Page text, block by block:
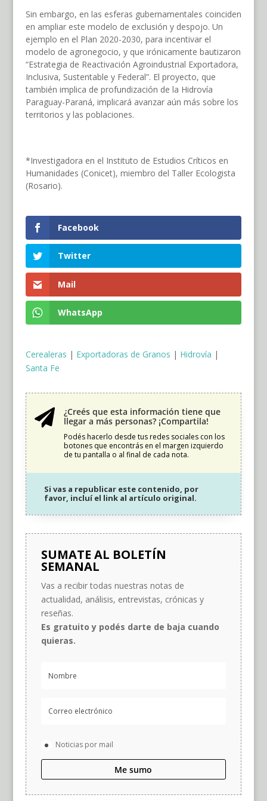
Sin embargo, en las esferas gubernamentales coinciden
en ampliar este modelo de exclusión y despojo. Un
ejemplo en el Plan 2020-2030, para incentivar el
modelo de agronegocio, y que irónicamente bautizaron
“Estrategia de Reactivación Agroindustrial Exportadora,
Inclusiva, Sustentable y Federal”. El proyecto, que
también implica de profundización de la Hidrovía
Paraguay-Paraná, implicará avanzar aún más sobre los
territorios y las poblaciones.
*Investigadora en el Instituto de Estudios Críticos en
Humanidades (Conicet), miembro del Taller Ecologista
(Rosario).
Facebook
Twitter
Mail
WhatsApp
Cerealeras | Exportadoras de Granos | Hidrovía |
Santa Fe

¿Creés que esta información tiene que
llegar a más personas? ¡Compartila!
Podés hacerlo desde tus redes sociales con los
botones que encontrás en el margen izquierdo
de tu pantalla o al final de cada nota.
Si vas a republicar este contenido, por
favor, incluí el link al artículo original.
SUMATE AL BOLETÍN
SEMANAL
Vas a recibir todas nuestras notas de
actualidad, análisis, entrevistas, crónicas y
reseñas.
Es gratuito y podés darte de baja cuando
quieras.
Noticias por mail
Me sumo